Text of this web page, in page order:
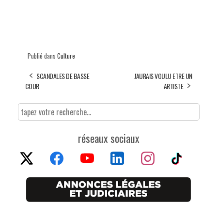
Publié dans Culture
SCANDALES DE BASSE
COUR
J'AURAIS VOULU ETRE UN
ARTISTE
réseaux sociaux